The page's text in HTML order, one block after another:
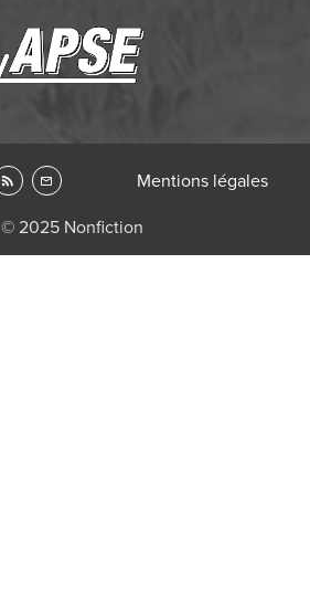
© 2025 Nonfiction
Mentions légales